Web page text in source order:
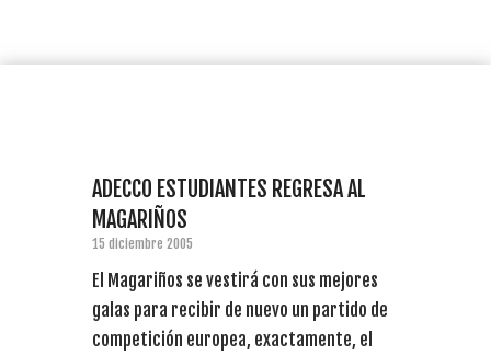
ADECCO ESTUDIANTES REGRESA AL
MAGARIÑOS
15 diciembre 2005
El Magariños se vestirá con sus mejores
galas para recibir de nuevo un partido de
competición europea, exactamente, el